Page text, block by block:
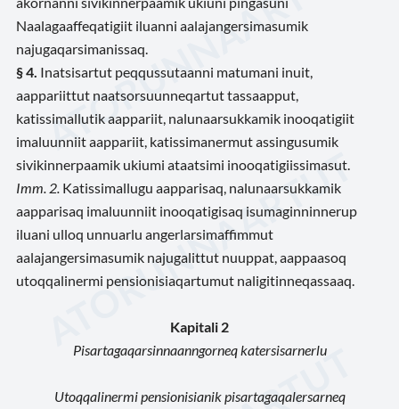
Naalagaaffeqatigiit iluanni aalajangersimasumik
najugaqarsimanissaq.
§ 4. Inatsisartut peqqussutaanni matumani inuit,
aappariittut naatsorsuunneqartut tassaapput,
katissimallutik aappariit, nalunaarsukkamik inooqatigiit
imaluunniit aappariit, katissimanermut assingusumik
sivikinnerpaamik ukiumi ataatsimi inooqatigiissimasut.
Imm. 2. Katissimallugu aapparisaq, nalunaarsukkamik
aapparisaq imaluunniit inooqatigisaq isumaginninnerup
iluani ulloq unnuarlu angerlarsimaffimmut
aalajangersimasumik najugalittut nuuppat, aappaasoq
utoqqalinermi pensionisiaqartumut naligitinneqassaaq.
Kapitali 2
Pisartagaqarsinnaanngorneq katersisarnerlu
Utoqqalinermi pensionisianik pisartagaqalersarneq